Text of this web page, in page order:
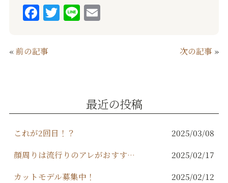
F
a
c
e
o
k
T
w
Li
n
E
«前の記事 次の記事 »
最近の投稿
これが2回目！？
2025/03/08
顔周りは流行りのアレがおすすめ！
2025/02/17
カットモデル募集中！
2025/02/12